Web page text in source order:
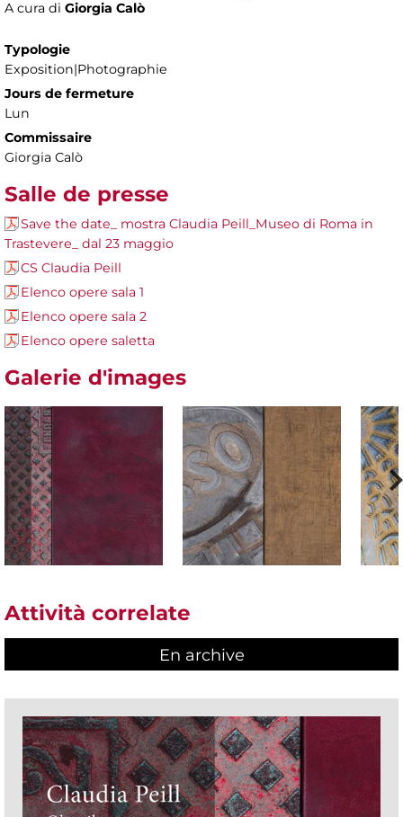
A cura di Giorgia Calò
Typologie
Exposition|Photographie
Jours de fermeture
Lun
Commissaire
Giorgia Calò
Salle de presse
Save the date_ mostra Claudia Peill_Museo di Roma in
Trastevere_ dal 23 maggio
CS Claudia Peill
Elenco opere sala 1
Elenco opere sala 2
Elenco opere saletta
Galerie d'images
Attività correlate
En archive